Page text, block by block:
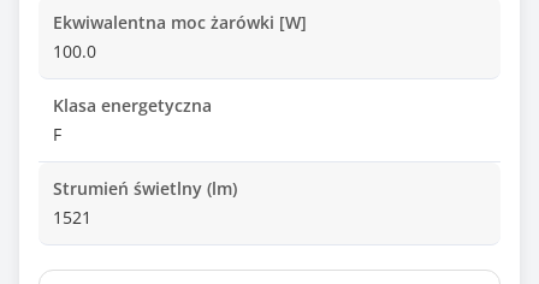
Ekwiwalentna moc żarówki [W]
100.0
Klasa energetyczna
F
Strumień świetlny (lm)
1521
Temperatura barwowa (K)